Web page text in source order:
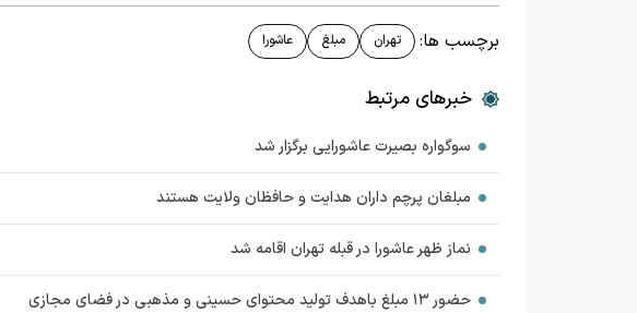
برچسب ها: تهران مبلغ عاشورا
خبرهای مرتبط
سوگواره بصیرت عاشورایی برگزار شد
مبلغان پرچم داران هدایت و حافظان ولایت هستند
نماز ظهر عاشورا در قبله تهران اقامه شد
حضور ۱۳ مبلغ باهدف تولید محتوای حسینی و مذهبی در فضای مجازی